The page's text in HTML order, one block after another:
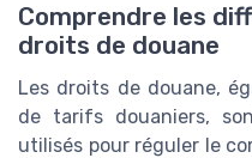
Comprendre les
droits de douane
Les droits de douane,
de tarifs douaniers,
utilisés pour réguler le